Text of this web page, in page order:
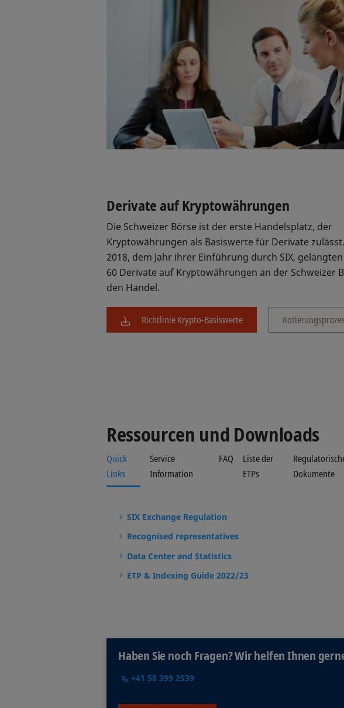
Derivate auf Kryptowährungen
Die Schweizer Börse ist der erste Handelsplatz, der
Kryptowährungen als Basiswerte für Derivate
2018, dem Jahr ihrer Einführung durch SIX,
60 Derivate auf Kryptowährungen an der Schweizer
den Handel.
Richtlinie Krypto-Basiswerte
Ressourcen und Downloads
Quick
Links
Service
Information
FAQ
Liste der
ETPs
Dokumente
SIX Exchange Regulation
Recognised representatives
Data Center and Statistics
ETP & Indexing Guide 2022/23
Haben Sie noch Fragen? Wir helfen Ihnen
+41 58 399 2539